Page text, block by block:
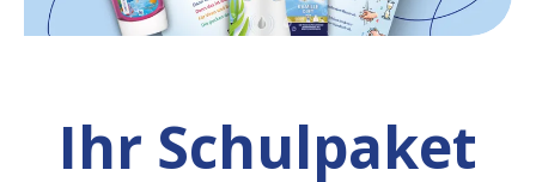
Ihr Schulpaket